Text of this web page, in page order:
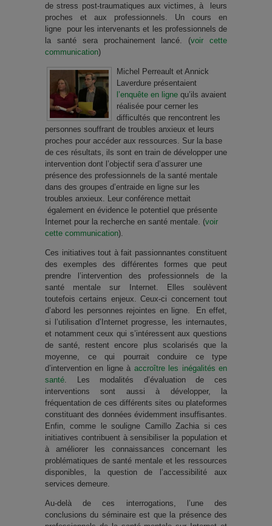
de stress post-traumatiques aux victimes, à leurs
proches et aux professionnels. Un cours en
ligne pour les intervenants et les professionnels de
la santé sera prochainement lancé. (voir cette
communication)
Michel Perreault et Annick
Laverdure présentaient
l’enquête en ligne qu’ils avaient
réalisée pour cerner les
difficultés que rencontrent les
personnes souffrant de troubles anxieux et leurs
proches pour accéder aux ressources. Sur la base
de ces résultats, ils sont en train de développer une
intervention dont l’objectif sera d’assurer une
présence des professionnels de la santé mentale
dans des groupes d’entraide en ligne sur les
troubles anxieux. Leur conférence mettait
également en évidence le potentiel que présente
Internet pour la recherche en santé mentale. (voir
cette communication).
Ces initiatives tout à fait passionnantes constituent
des exemples des différentes formes que peut
prendre l’intervention des professionnels de la
santé mentale sur Internet. Elles soulèvent
toutefois certains enjeux. Ceux-ci concernent tout
d’abord les personnes rejointes en ligne. En effet,
si l’utilisation d’Internet progresse, les internautes,
et notamment ceux qui s’intéressent aux questions
de santé, restent encore plus scolarisés que la
moyenne, ce qui pourrait conduire ce type
d’intervention en ligne à accroître les inégalités en
santé. Les modalités d’évaluation de ces
interventions sont aussi à développer, la
fréquentation de ces différents sites ou plateformes
constituant des données évidemment insuffisantes.
Enfin, comme le souligne Camillo Zachia si ces
initiatives contribuent à sensibiliser la population et
à améliorer les connaissances concernant les
problématiques de santé mentale et les ressources
disponibles, la question de l’accessibilité aux
services demeure.
Au-delà de ces interrogations, l’une des
conclusions du séminaire est que la présence des